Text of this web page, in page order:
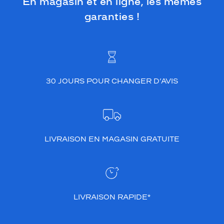
garanties !
30 JOURS POUR CHANGER D’AVIS
LIVRAISON EN MAGASIN GRATUITE
LIVRAISON RAPIDE*